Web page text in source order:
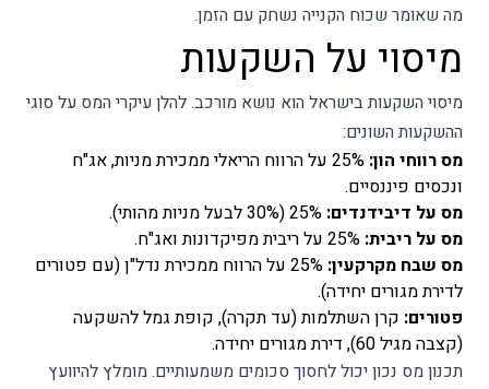
מה שאומר שכוח הקנייה נשחק עם הזמן.
מיסוי על השקעות
מיסוי השקעות בישראל הוא נושא מורכב. להלן עיקרי המס על סוגי
ההשקעות השונים:
מס רווחי הון:
25% על הרווח הריאלי ממכירת מניות, אג"ח
ונכסים פיננסיים.
מס על דיבידנדים:
מס על ריבית:
מס שבח מקרקעין:
25% על הרווח ממכירת נדל"ן (עם פטורים
לדירת מגורים יחידה).
פטורים: קרן השתלמות (עד תקרה), קופת גמל להשקעה
(קצבה מגיל 60), דירת מגורים יחידה.
תכנון מס נכון יכול לחסוך סכומים משמעותיים. מומלץ להיוועץ